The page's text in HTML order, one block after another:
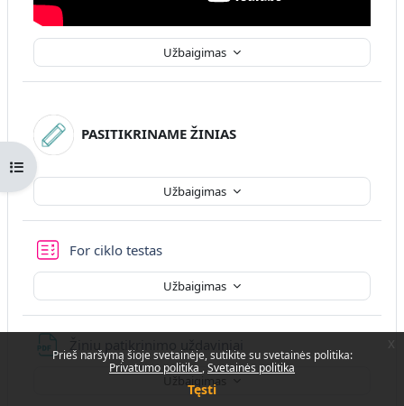
Prieš naršymą šioje svetainėje, sutikite su svetainės politika:
Privatumo politika Svetainės politika
Tęsti
Atverti kurso rodyklę
Užbaigimas
Užbaigimas
PASITIKRINAME ŽINIAS
For ciklo testas
Užbaigimas
Užbaigimas